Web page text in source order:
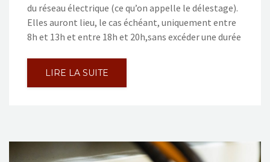
du réseau électrique (ce qu’on appelle le délestage).
Elles auront lieu, le cas échéant, uniquement entre
8h et 13h et entre 18h et 20h,sans excéder une durée
LIRE LA SUITE